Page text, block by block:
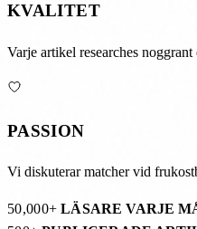
KVALITET
Varje artikel researches
PASSION
Vi diskuterar matcher vid
50,000+ LÄSARE VARJE